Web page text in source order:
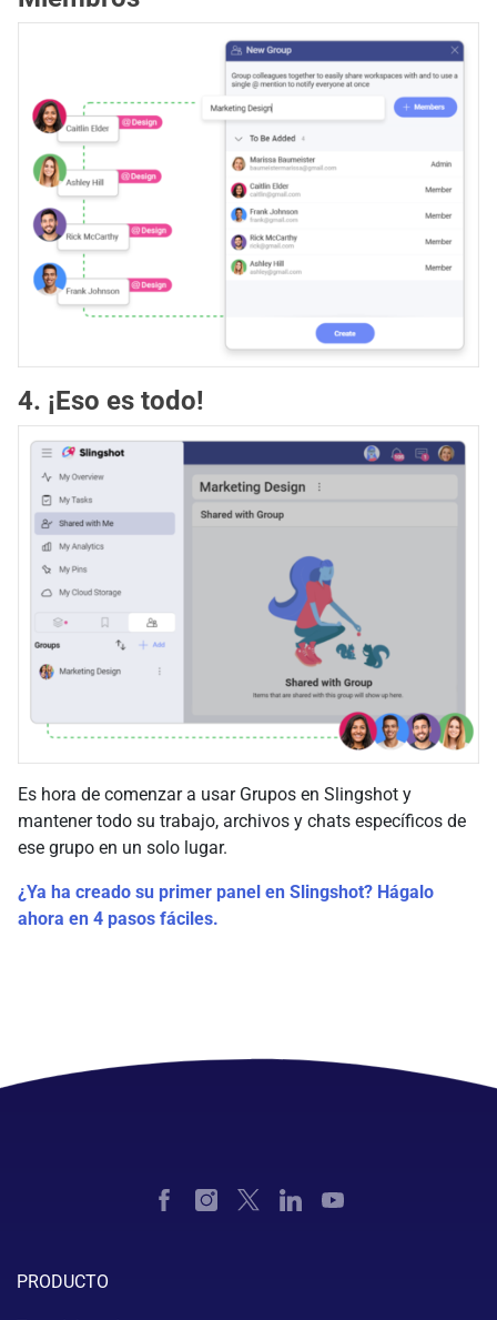
4. ¡Eso es todo!
Es hora de comenzar a usar Grupos en Slingshot y
mantener todo su trabajo, archivos y chats específicos de
ese grupo en un solo lugar.
¿Ya ha creado su primer panel en Slingshot? Hágalo
ahora en 4 pasos fáciles.
PRODUCTO